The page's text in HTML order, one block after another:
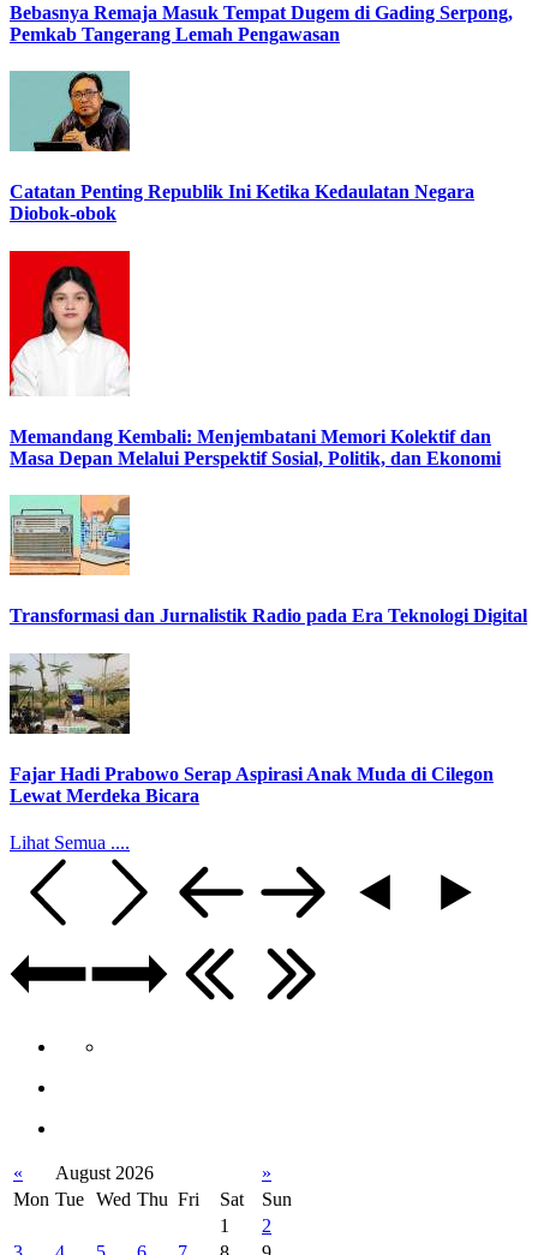
Bebasnya Remaja Masuk Tempat Dugem di Gading Serpong,
Pemkab Tangerang Lemah Pengawasan
Catatan Penting Republik Ini Ketika Kedaulatan Negara
Diobok-obok
Memandang Kembali: Menjembatani Memori Kolektif dan
Masa Depan Melalui Perspektif Sosial, Politik, dan Ekonomi
Transformasi dan Jurnalistik Radio pada Era Teknologi Digital
Fajar Hadi Prabowo Serap Aspirasi Anak Muda di Cilegon
Lewat Merdeka Bicara
Lihat Semua ....
« August 2026
»
Mon Tue Wed Thu Fri Sat
Sun
1
2